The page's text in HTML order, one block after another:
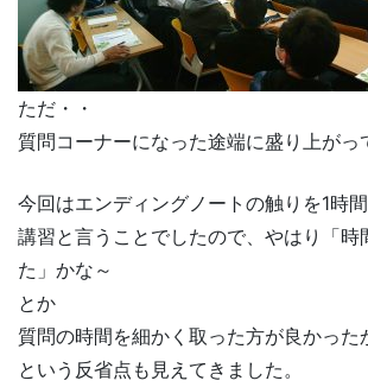
ただ・・
質問コーナーになった途端に盛り上がっ
今回はエンディングノートの触りを1時
講習と言うことでしたので、やはり「時
た」かな～
とか
質問の時間を細かく取った方が良かった
という反省点も見えてきました。